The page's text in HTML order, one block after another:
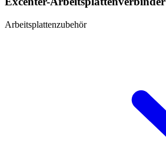
Arbeitsplattenzubehör